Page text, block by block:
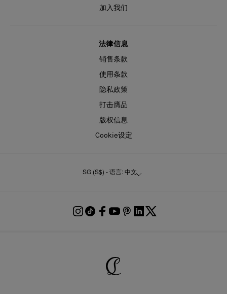
加入我们
法律信息
销售条款
使用条款
隐私政策
打击膺品
版权信息
Cookie设定
SG (S$) - 语言: 中文